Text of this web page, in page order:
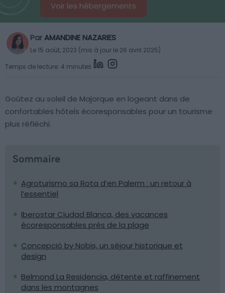
Voir les hébergements
ParAMANDINE NAZARIES
Le 15 août, 2023 (mis à jour le 26 avril 2025)
Temps de lecture: 4 minutes
Goûtez au soleil de Majorque en logeant dans de
confortables hôtels écoresponsables pour un tourisme
plus réfléchi.
Sommaire
Agroturismo sa Rota d’en Palerm : un retour à
l’essentiel
Iberostar Ciudad Blanca, des vacances
écoresponsables près de la plage
Concepció by Nobis, un séjour historique et
design
Belmond La Residencia, détente et raffinement
dans les montagnes